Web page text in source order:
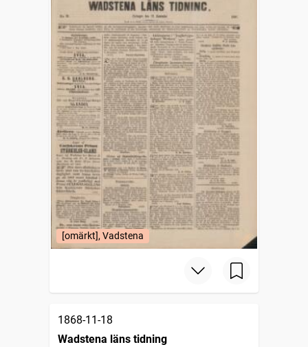
[omärkt], Vadstena
1868-11-18
Wadstena läns tidning